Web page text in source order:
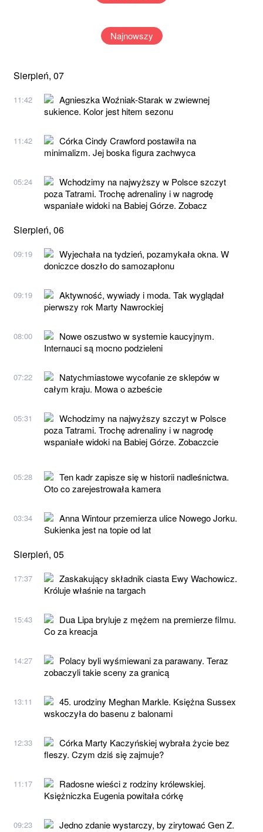
Najnowszy
Sierpień, 07
11:42
Agnieszka Woźniak-Starak w zwiewnej
sukience. Kolor jest hitem sezonu
11:42
Córka Cindy Crawford postawiła na
minimalizm. Jej boska figura zachwyca
05:24
Wchodzimy na najwyższy w Polsce szczyt
poza Tatrami. Trochę adrenaliny i w nagrodę
wspaniałe widoki na Babiej Górze. Zobacz
Sierpień, 06
09:19
Wyjechała na tydzień, pozamykała okna. W
doniczce doszło do samozapłonu
09:19
Aktywność, wywiady i moda. Tak wyglądał
pierwszy rok Marty Nawrockiej
08:00
Nowe oszustwo w systemie kaucyjnym.
Internauci są mocno podzieleni
07:22
Natychmiastowe wycofanie ze sklepów w
całym kraju. Mowa o azbeście
05:31
Wchodzimy na najwyższy szczyt w Polsce
poza Tatrami. Trochę adrenaliny i w nagrodę
wspaniałe widoki na Babiej Górze. Zobaczcie
05:28
Ten kadr zapisze się w historii nadleśnictwa.
Oto co zarejestrowała kamera
03:34
Anna Wintour przemierza ulice Nowego Jorku.
Sukienka jest na topie od lat
Sierpień, 05
17:37
Zaskakujący składnik ciasta Ewy Wachowicz.
Króluje właśnie na targach
15:43
Dua Lipa bryluje z mężem na premierze filmu.
Co za kreacja
14:27
Polacy byli wyśmiewani za parawany. Teraz
zobaczyli takie sceny za granicą
13:11
45. urodziny Meghan Markle. Księżna Sussex
wskoczyła do basenu z balonami
12:33
Córka Marty Kaczyńskiej wybrała życie bez
fleszy. Czym dziś się zajmuje?
11:17
Radosne wieści z rodziny królewskiej.
Księżniczka Eugenia powitała córkę
09:23
Jedno zdanie wystarczy, by zirytować Gen Z.